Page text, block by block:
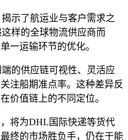
示了航运业与客户需求之
样的全球物流供应商而
一运输环节的优化。
的供应链可视性、灵活应
注船期准点率。这种差异反
价值链上的不同定位。
将为DHL国际快递等货代
终的市场胜负手，仍在于能